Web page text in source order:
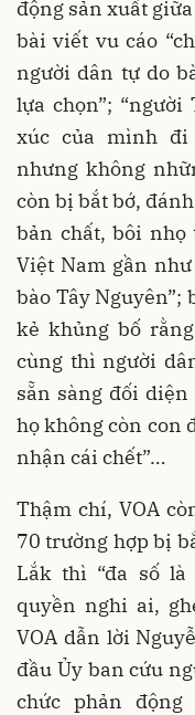
động sản xuất
bài viết vu cáo
người dân tự do
lựa chọn”;
xúc của mình
nhưng không
còn bị bắt bớ,
bản chất, bôi nhọ
Việt Nam gần
bào Tây
kẻ khủng bố
cùng thì người
sẵn sàng đối
họ không còn con
nhận cái chết”…
Thậm chí, VOA
70 trường hợp bị
Lắk thì “đa số là
quyền nghi ai,
VOA dẫn lời
đầu Ủy ban cứu
chức phản